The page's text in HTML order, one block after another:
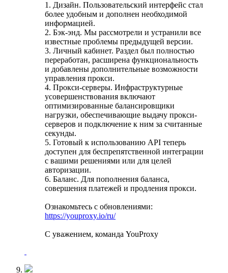
1. Дизайн. Пользовательский интерфейс стал
более удобным и дополнен необходимой
информацией.
2. Бэк-энд. Мы рассмотрели и устранили все
известные проблемы предыдущей версии.
3. Личный кабинет. Раздел был полностью
переработан, расширена функциональность
и добавлены дополнительные возможности
управления прокси.
4. Прокси-серверы. Инфраструктурные
усовершенствования включают
оптимизированные балансировщики
нагрузки, обеспечивающие выдачу прокси-
серверов и подключение к ним за считанные
секунды.
5. Готовый к использованию API теперь
доступен для беспрепятственной интеграции
с вашими решениями или для целей
авторизации.
6. Баланс. Для пополнения баланса,
совершения платежей и продления прокси.
Ознакомьтесь с обновлениями:
https://youproxy.io/ru/
С уважением, команда YouProxy